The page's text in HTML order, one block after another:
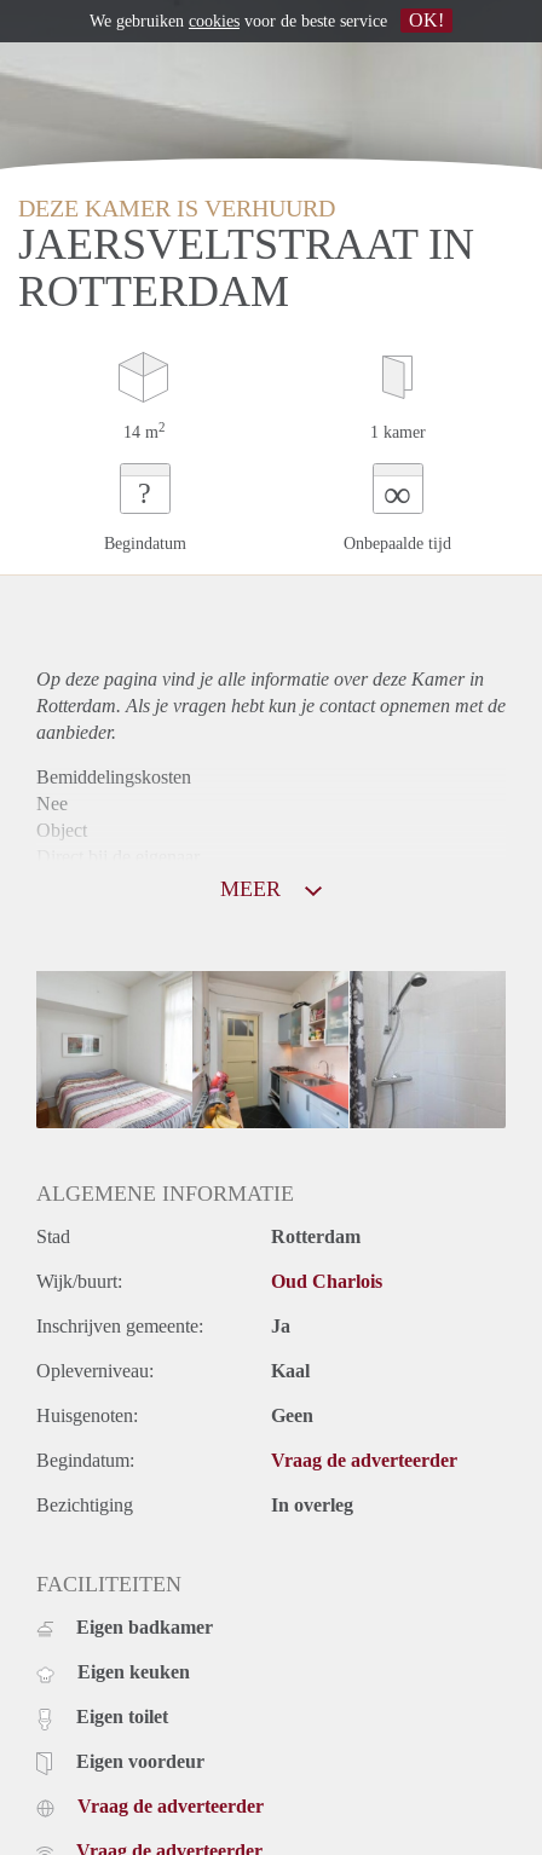
DEZE KAMER IS VERHUURD
JAERSVELTSTRAAT IN
ROTTERDAM
14 m2 1 kamer
?
Begindatum
∞
Onbepaalde tijd
Op deze pagina vind je alle informatie over deze Kamer in
Rotterdam. Als je vragen hebt kun je contact opnemen met de
aanbieder.
Bemiddelingskosten
Nee
Object
Niet mogelijk
Inkomen eis
N.V.T.
Huurtermijn
Onbepaalde termijn
MEER
ALGEMENE INFORMATIE
Stad Rotterdam
Wijk/buurt: Oud Charlois
Inschrijven gemeente: Ja
Opleverniveau: Kaal
Huisgenoten: Geen
Begindatum: Vraag de adverteerder
Bezichtiging In overleg
FACILITEITEN
Eigen badkamer
Eigen keuken
Eigen toilet
Eigen voordeur
Vraag de adverteerder
We gebruiken cookies voor de beste service OK!